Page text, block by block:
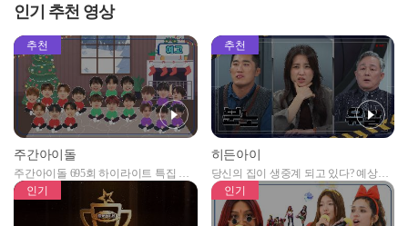
플러 서영은 - 티피-탭) l EP.688
인기 추천 영상
추천
주간아이돌
주간아이돌 695회 하이라이트 특집 남
자아이돌편 예고
추천
히든아이
당신의 집이 생중계 되고 있다? 예상치
못한 곳에서 일어나는 불법촬영 범죄!
인기 인기